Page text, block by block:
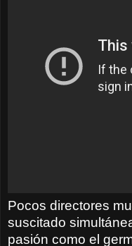
Pocos directores
suscitado
pasión como el